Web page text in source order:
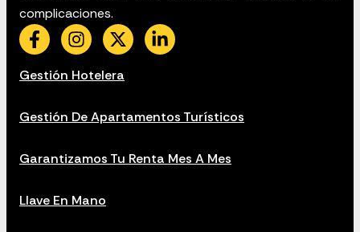
complicaciones.
Gestión Hotelera
Gestión De Apartamentos Turísticos
Garantizamos Tu Renta Mes A Mes
Llave En Mano